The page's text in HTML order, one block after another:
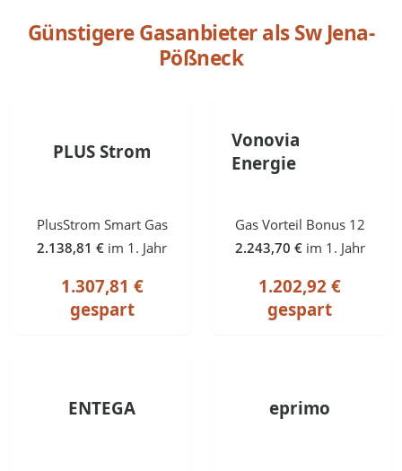
Günstigere Gasanbieter alsSw Jena-
Pößneck
PLUS Strom
PlusStrom Smart Gas
2.138,81 € im 1. Jahr
1.307,81 €
gespart
Vonovia
Energie
Gas Vorteil Bonus 12
2.243,70 € im 1. Jahr
1.202,92 €
gespart
ENTEGA eprimo